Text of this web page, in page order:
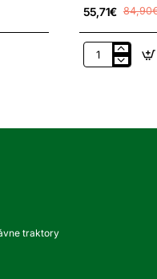
55,71€
Nabíjačka
traktory